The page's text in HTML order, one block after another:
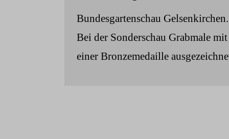
Bundesgartenschau Gelsenkirchen.
Bei der Sonderschau Grabmale mit
einer Bronzemedaille